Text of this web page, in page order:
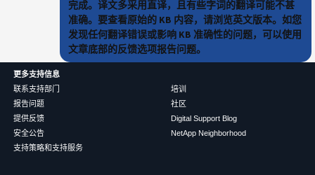
完成。译文多采用直译，且有些字词的翻译可能不甚
准确。要查看原始的 KB 内容，请浏览英文版本。如您
发现任何翻译错误或影响 KB 准确性的问题，可以使用
文章底部的反馈选项报告问题。
更多支持信息
联系支持部门
报告问题
提供反馈
安全公告
支持策略和支持服务
培训
社区
Digital Support Blog
NetApp Neighborhood